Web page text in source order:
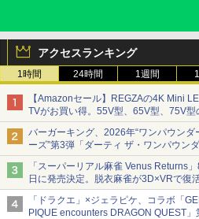
アクセスランキング
1時間 24時間 1週間
【Amazonセール】REGZAの4K Mini
TVがお買い得。55V型、65V型、75V型
年モデルがラインナップ
バーガーキング、2026年“ワンパウンダ
ーズ”第3弾「ダーティ ザ・ワンパウン
8月7日発売
「特製ガーリックマヨソース」を使用し
型チーズバーガー
「スーパーリアル麻雀 Venus Returns
日に発売決定。脱衣麻雀が3D×VRで復
発売から2週間は20%オフになるセール
「ドラクエ」×ジェラピケ、コラボ「
PIQUE encounters DRAGON QUEST」